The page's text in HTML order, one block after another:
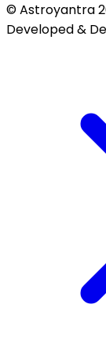
© Astroyantra
Developed &